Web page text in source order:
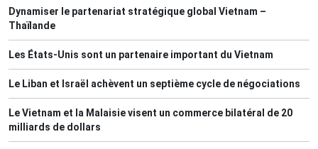
Dynamiser le partenariat stratégique global Vietnam –
Thaïlande
Les États-Unis sont un partenaire important du Vietnam
Le Liban et Israël achèvent un septième cycle de négociations
Le Vietnam et la Malaisie visent un commerce bilatéral de 20
milliards de dollars